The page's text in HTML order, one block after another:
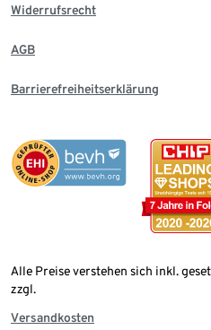
Widerrufsrecht
AGB
Barrierefreiheitserklärung
Alle Preise verstehen sich inkl.
zzgl.
Versandkosten